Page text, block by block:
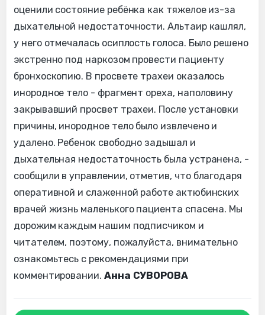
оценили состояние ребёнка как тяжелое из-за
дыхательной недостаточности. Альтаир кашлял,
у него отмечалась осиплость голоса. Было решено
экстренно под наркозом провести пациенту
бронхоскопию. В просвете трахеи оказалось
инородное тело - фрагмент ореха, наполовину
закрывавший просвет трахеи. После установки
причины, инородное тело было извлечено и
удалено. Ребенок свободно задышал и
дыхательная недостаточность была устранена, -
сообщили в управлении, отметив, что благодаря
оперативной и слаженной работе актюбинских
врачей жизнь маленького пациента спасена. Мы
дорожим каждым нашим подписчиком и
читателем, поэтому, пожалуйста, внимательно
ознакомьтесь с рекомендациями при
комментировании. Анна СУВОРОВА